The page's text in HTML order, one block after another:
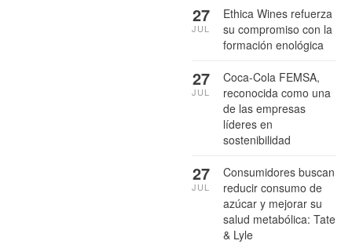
Ethica Wines refuerza
su compromiso con la
formación enológica
27
JUL
Coca-Cola FEMSA,
reconocida como una
de las empresas
líderes en
sostenibilidad
27
JUL
Consumidores buscan
reducir consumo de
azúcar y mejorar su
salud metabólica: Tate
& Lyle
27
JUL